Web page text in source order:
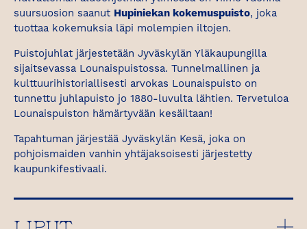
suursuosion saanut Hupiniekan kokemuspuisto, joka
tuottaa kokemuksia läpi molempien iltojen.
Puistojuhlat järjestetään Jyväskylän Yläkaupungilla
sijaitsevassa Lounaispuistossa. Tunnelmallinen ja
kulttuurihistoriallisesti arvokas Lounaispuisto on
tunnettu juhlapuisto jo 1880-luvulta lähtien. Tervetuloa
Lounaispuiston hämärtyvään kesäiltaan!
Tapahtuman järjestää Jyväskylän Kesä, joka on
pohjoismaiden vanhin yhtäjaksoisesti järjestetty
kaupunkifestivaali.